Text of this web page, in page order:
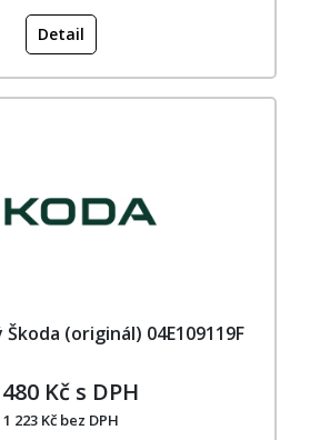
Detail
(originál) 04E109119F
Kč s DPH
1 223 Kč bez DPH